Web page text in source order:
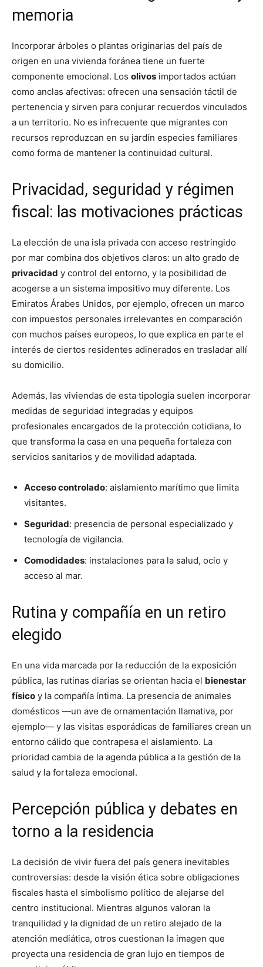
memoria
Incorporar árboles o plantas originarias del país de
origen en una vivienda foránea tiene un fuerte
componente emocional. Los olivos importados actúan
como anclas afectivas: ofrecen una sensación táctil de
pertenencia y sirven para conjurar recuerdos vinculados
a un territorio. No es infrecuente que migrantes con
recursos reproduzcan en su jardín especies familiares
como forma de mantener la continuidad cultural.
Privacidad, seguridad y régimen
fiscal: las motivaciones prácticas
La elección de una isla privada con acceso restringido
por mar combina dos objetivos claros: un alto grado de
privacidad y control del entorno, y la posibilidad de
acogerse a un sistema impositivo muy diferente. Los
Emiratos Árabes Unidos, por ejemplo, ofrecen un marco
con impuestos personales irrelevantes en comparación
con muchos países europeos, lo que explica en parte el
interés de ciertos residentes adinerados en trasladar allí
su domicilio.
Además, las viviendas de esta tipología suelen incorporar
medidas de seguridad integradas y equipos
profesionales encargados de la protección cotidiana, lo
que transforma la casa en una pequeña fortaleza con
servicios sanitarios y de movilidad adaptada.
Acceso controlado: aislamiento marítimo que limita
visitantes.
Seguridad: presencia de personal especializado y
tecnología de vigilancia.
Comodidades: instalaciones para la salud, ocio y
acceso al mar.
Rutina y compañía en un retiro
elegido
En una vida marcada por la reducción de la exposición
pública, las rutinas diarias se orientan hacia el bienestar
físico y la compañía íntima. La presencia de animales
domésticos —un ave de ornamentación llamativa, por
ejemplo— y las visitas esporádicas de familiares crean un
entorno cálido que contrapesa el aislamiento. La
prioridad cambia de la agenda pública a la gestión de la
salud y la fortaleza emocional.
Percepción pública y debates en
torno a la residencia
La decisión de vivir fuera del país genera inevitables
controversias: desde la visión ética sobre obligaciones
fiscales hasta el simbolismo político de alejarse del
centro institucional. Mientras algunos valoran la
tranquilidad y la dignidad de un retiro alejado de la
atención mediática, otros cuestionan la imagen que
proyecta una residencia de gran lujo en tiempos de